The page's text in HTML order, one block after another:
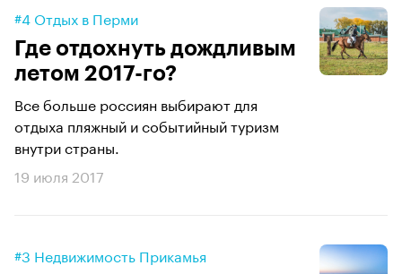
#4 Отдых в Перми
Где отдохнуть дождливым
летом 2017-го?
Все больше россиян выбирают для
отдыха пляжный и событийный туризм
внутри страны.
19 июля 2017
#3 Недвижимость Прикамья